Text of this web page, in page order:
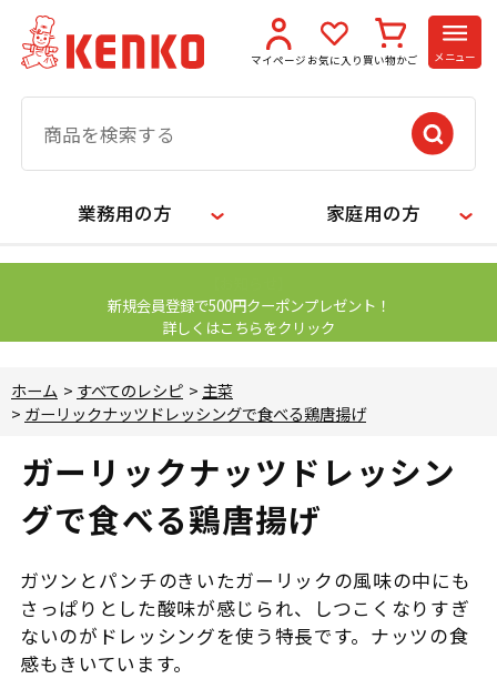
マイページ お気に入り 買い物かご メニュー
業務用の方 家庭用の方
新規会員登録で500円クーポンプレゼント！
詳しくはこちらをクリック
ホーム > すべてのレシピ > 主菜
> ガーリックナッツドレッシングで食べる鶏唐揚げ
ガーリックナッツドレッシン
グで食べる鶏唐揚げ
ガツンとパンチのきいたガーリックの風味の中にも
さっぱりとした酸味が感じられ、しつこくなりすぎ
ないのがドレッシングを使う特長です。ナッツの食
感もきいています。